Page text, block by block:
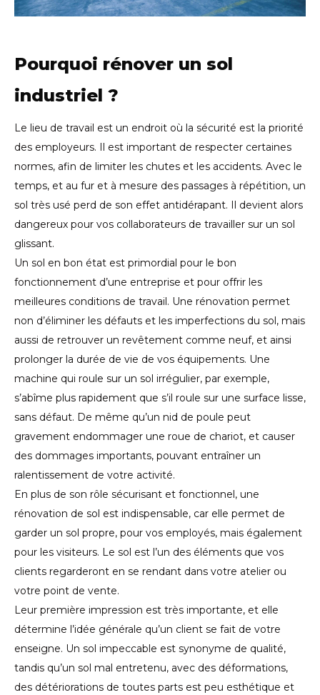
Pourquoi rénover un sol
industriel ?
Le lieu de travail est un endroit où la sécurité est la priorité
des employeurs. Il est important de respecter certaines
normes, afin de limiter les chutes et les accidents. Avec le
temps, et au fur et à mesure des passages à répétition, un
sol très usé perd de son effet antidérapant. Il devient alors
dangereux pour vos collaborateurs de travailler sur un sol
glissant.
Un sol en bon état est primordial pour le bon
fonctionnement d’une entreprise et pour offrir les
meilleures conditions de travail. Une rénovation permet
non d’éliminer les défauts et les imperfections du sol, mais
aussi de retrouver un revêtement comme neuf, et ainsi
prolonger la durée de vie de vos équipements. Une
machine qui roule sur un sol irrégulier, par exemple,
s’abîme plus rapidement que s’il roule sur une surface lisse,
sans défaut. De même qu’un nid de poule peut
gravement endommager une roue de chariot, et causer
des dommages importants, pouvant entraîner un
ralentissement de votre activité.
En plus de son rôle sécurisant et fonctionnel, une
rénovation de sol est indispensable, car elle permet de
garder un sol propre, pour vos employés, mais également
pour les visiteurs. Le sol est l’un des éléments que vos
clients regarderont en se rendant dans votre atelier ou
votre point de vente.
Leur première impression est très importante, et elle
détermine l’idée générale qu’un client se fait de votre
enseigne. Un sol impeccable est synonyme de qualité,
tandis qu’un sol mal entretenu, avec des déformations,
des détériorations de toutes parts est peu esthétique et